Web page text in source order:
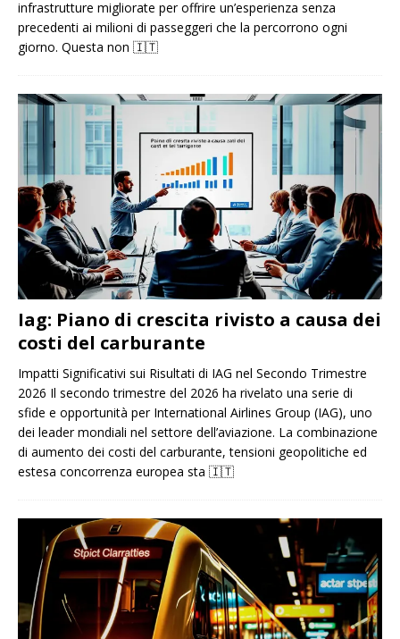
infrastrutture migliorate per offrire un’esperienza senza
precedenti ai milioni di passeggeri che la percorrono ogni
giorno. Questa non 🇮🇹
Iag: Piano di crescita rivisto a causa dei
costi del carburante
Impatti Significativi sui Risultati di IAG nel Secondo Trimestre
2026 Il secondo trimestre del 2026 ha rivelato una serie di
sfide e opportunità per International Airlines Group (IAG), uno
dei leader mondiali nel settore dell’aviazione. La combinazione
di aumento dei costi del carburante, tensioni geopolitiche ed
estesa concorrenza europea sta 🇮🇹